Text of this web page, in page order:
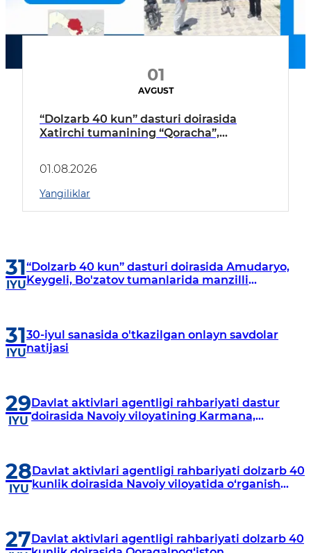
01
AVGUST
“Dolzarb 40 kun” dasturi doirasida
Xatirchi tumanining “Qoracha”,
borildi
01.08.2026
Yangiliklar
31
IYU
“Dolzarb 40 kun” dasturi doirasida Amudaryo,
Keygeli, Bo'zatov tumanlarida manzilli
31
IYU
30-iyul sanasida o'tkazilgan onlayn savdolar
natijasi
29
IYU
Davlat aktivlari agentligi rahbariyati dastur
doirasida Navoiy viloyatining Karmana,
28
IYU
Davlat aktivlari agentligi rahbariyati dolzarb 40
kunlik doirasida Navoiy viloyatida o‘rganish
27Davlat aktivlari agentligi rahbariyati dolzarb 40